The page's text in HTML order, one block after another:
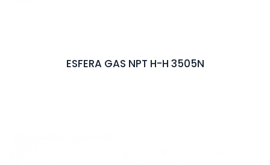
ESFERA GAS NPT H-H 3505N